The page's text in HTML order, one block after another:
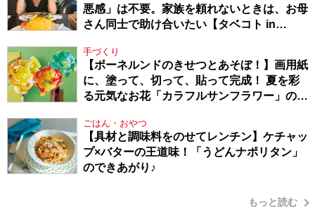
悪感」は不要。家族を頼れないときは、お母
さん同士で助け合いたい【タベコト in
手づくり
【ボーネルンドのきせつとあそぼ！】画用紙
に、塗って、切って、貼って完成！ 夏を彩
る元気なお花「カラフルサンフラワー」の作
ごはん・おやつ
【具材と調味料をのせてレンチン】ケチャッ
プ×バターの王道味！「うどんナポリタン」
のできあがり♪
もっと読む